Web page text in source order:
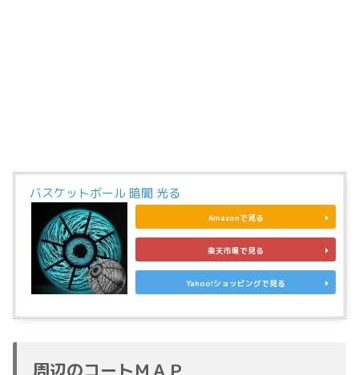
バスケットボール 暗闇 光る
Amazonで見る
楽天市場で見る
Yahoo!ショッピングで見る